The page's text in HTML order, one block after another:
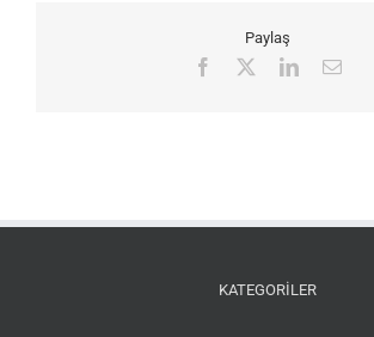
Paylaş
Facebook LinkedIn
E-
KATEGORİLER